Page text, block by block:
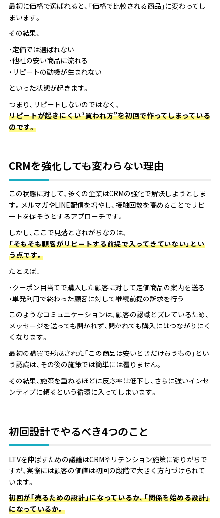
最初に価格で選ばれると、「価格で比較される商品」に変わってし
まいます。
その結果、
・定価では選ばれない
・他社の安い商品に流れる
・リピートの動機が生まれない
といった状態が起きます。
つまり、リピートしないのではなく、
リピートが起きにくい“買われ方”を初回で作ってしまっている
のです。
CRMを強化しても変わらない理由
この状態に対して、多くの企業はCRMの強化で解決しようとしま
す。メルマガやLINE配信を増やし、接触回数を高めることでリピ
ートを促そうとするアプローチです。
しかし、ここで見落とされがちなのは、
「そもそも顧客がリピートする前提で入ってきていない」とい
う点です。
たとえば、
・クーポン目当てで購入した顧客に対して定価商品の案内を送る
・単発利用で終わった顧客に対して継続前提の訴求を行う
このようなコミュニケーションは、顧客の認識とズレているため、
メッセージを送っても開かれず、開かれても購入にはつながりにく
くなります。
最初の購買で形成された「この商品は安いときだけ買うもの」とい
う認識は、その後の施策では簡単には覆りません。
その結果、施策を重ねるほどに反応率は低下し、さらに強いインセ
ンティブに頼るという循環に入ってしまいます。
初回設計でやるべき4つのこと
LTVを伸ばすための議論はCRMやリテンション施策に寄りがちで
すが、実際には顧客の価値は初回の段階で大きく方向づけられて
います。
初回が「売るための設計」になっているか、「関係を始める設計」
になっているか。